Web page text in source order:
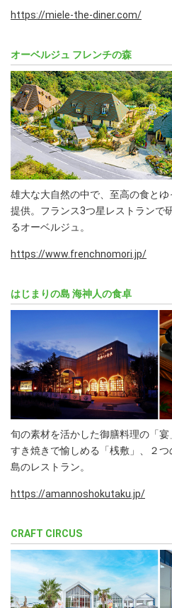
https://miele-the-diner.com/
オーベルジュ フレンチの森
雄大な大自然の中で、至高の食と
提供。フランス3つ星レストランで
るオーベルジュ。
https://www.frenchnomori.jp/
はじまりの島 海神人の食卓
旬の素材を活かした御膳料理の「宴
すき焼きで愉しめる「桟敷」、２
島のレストラン。
https://amannoshokutaku.jp/
CRAFT CIRCUS